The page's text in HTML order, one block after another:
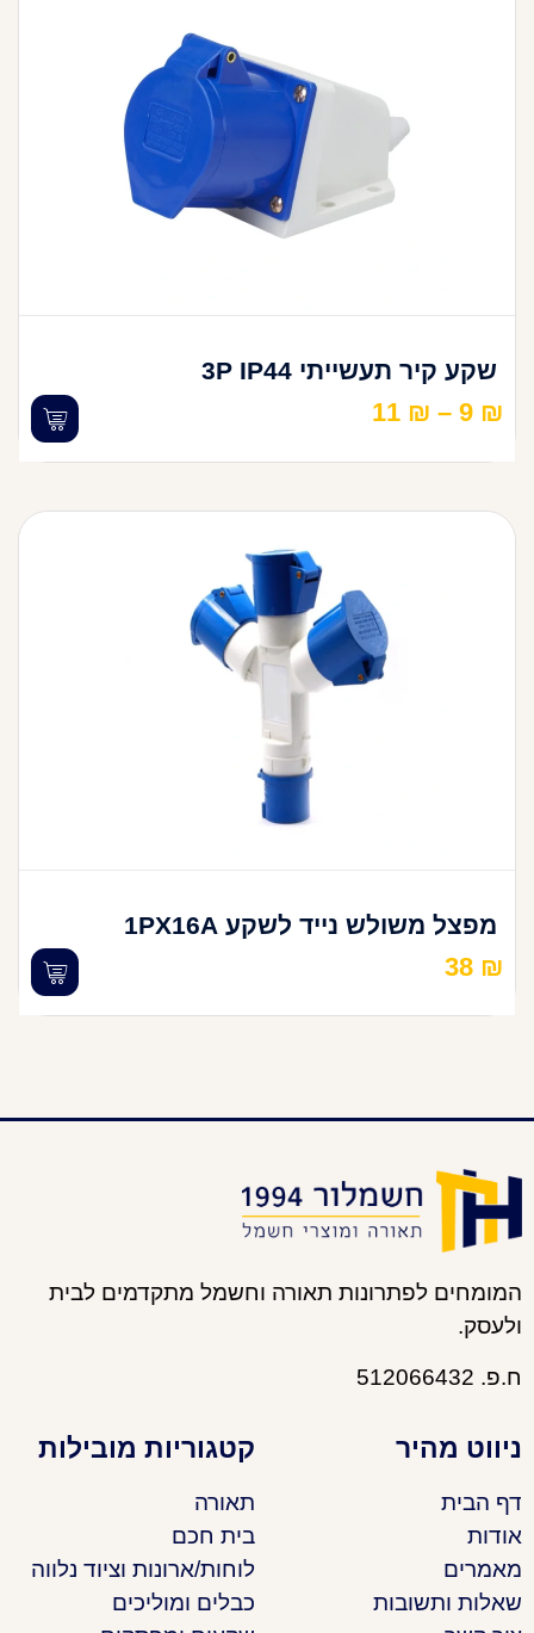
שקע קיר תעשייתי 3P IP44
9 ₪
–
11 ₪
מפצל משולש נייד לשקע 1PX16A
38 ₪
המומחים לפתרונות תאורה וחשמל מתקדמים לבית
ולעסק.
ח.פ. 512066432
ניווט מהיר
דף הבית
אודות
מאמרים
שאלות ותשובות
קטגוריות מובילות
תאורה
בית חכם
לוחות/ארונות וציוד נלווה
כבלים ומוליכים